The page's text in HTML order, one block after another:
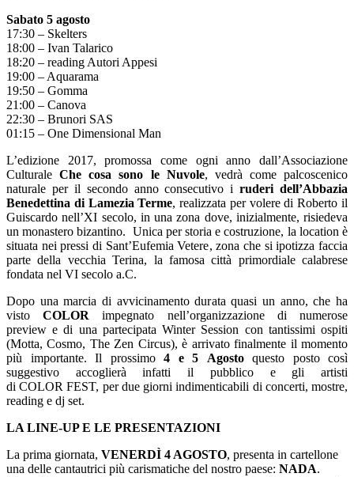
Sabato 5 agosto
17:30 – Skelters
18:00 – Ivan Talarico
18:20 – reading Autori Appesi
19:00 – Aquarama
19:50 – Gomma
21:00 – Canova
22:30 – Brunori SAS
01:15 – One Dimensional Man
L’edizione 2017, promossa come ogni anno dall’Associazione
CulturaleChe cosa sono le Nuvole, vedrà come palcoscenico
naturale per il secondo anno consecutivo iruderi dell’Abbazia
Benedettina di Lamezia Terme, realizzata per volere di Roberto il
Guiscardo nell’XI secolo, in una zona dove, inizialmente, risiedeva
un monastero bizantino. Unica per storia e costruzione, la location è
situata nei pressi di Sant’Eufemia Vetere, zona che si ipotizza faccia
parte della vecchia Terina, la famosa città primordiale calabrese
fondata nel VI secolo a.C.
Dopo una marcia di avvicinamento durata quasi un anno, che ha
vistoCOLOR impegnato nell’organizzazione di numerose
preview e di una partecipata Winter Session con tantissimi ospiti
(Motta, Cosmo, The Zen Circus), è arrivato finalmente il momento
più importante. Il prossimo 4 e 5 Agostoquesto posto così
suggestivo accoglierà infatti il pubblico e gli artisti
di COLOR FEST, per due giorni indimenticabili di concerti, mostre,
reading e dj set.
LA LINE-UP E LE PRESENTAZIONI
La prima giornata, VENERDÌ 4 AGOSTO, presenta in cartellone
una delle cantautrici più carismatiche del nostro paese: NADA.